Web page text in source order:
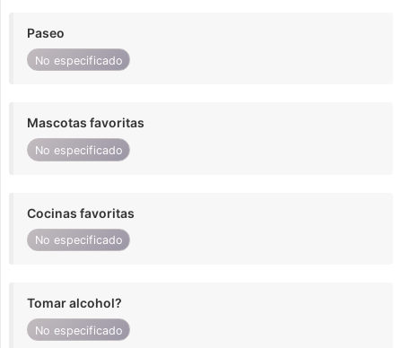
Paseo
No especificado
Mascotas favoritas
No especificado
Cocinas favoritas
No especificado
Tomar alcohol?
No especificado